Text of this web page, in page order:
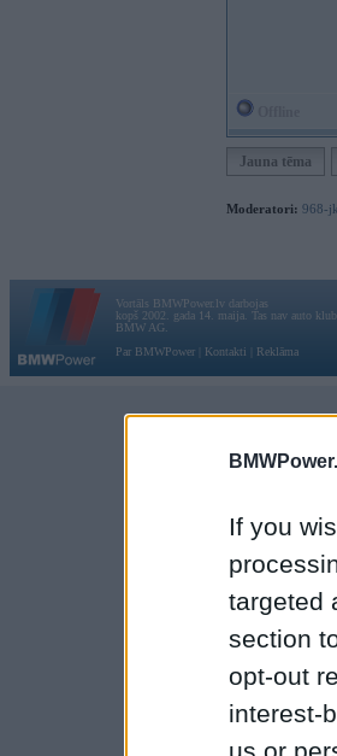
If you
targeted
section
opt-out
interest-
us or
Jauna tēma
Moderatori: 968-jk
Vortāls BMWPower.lv darbojas
kopš 2002. gada 14. maija. Tas nav auto
BMW AG.
Par BMWPower
Kontakti Reklāma